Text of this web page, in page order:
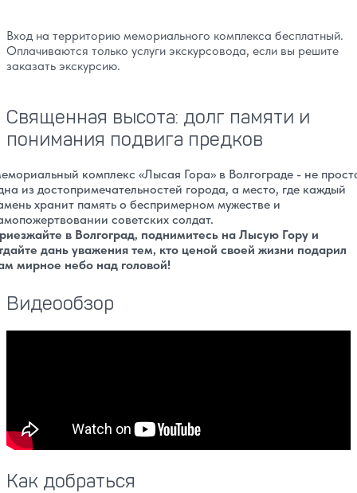
Вход на территорию мемориального комплекса бесплатный.
Оплачиваются только услуги экскурсовода, если вы решите
заказать экскурсию.
Священная высота: долг памяти и
понимания подвига предков
комплекс «Лысая Гора» в Волгограде - не
из достопримечательностей города, а место, где каждый
хранит память о беспримерном мужестве и
советских солдат.
в Волгоград, поднимитесь на Лысую Гору и
дань уважения тем, кто ценой своей жизни подарил
мирное небо над головой!
Видеообзор
Как добраться